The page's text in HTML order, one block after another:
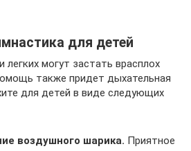
для детей
могут застать врасплох
также придет дыхательная
для детей в виде следующих
воздушного шарика. Приятное